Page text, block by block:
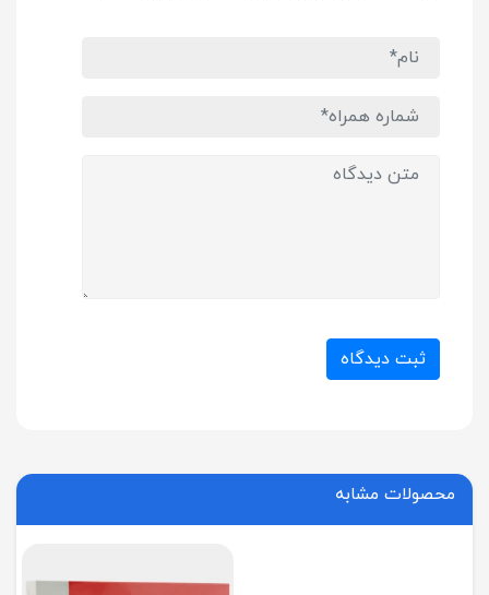
ثبت دیدگاه
محصولات مشابه